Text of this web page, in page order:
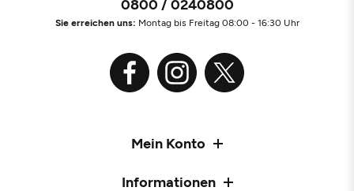
0800 / 0240800
Sie erreichen uns: Montag bis Freitag 08:00 - 16:30 Uhr
Mein Konto
Informationen